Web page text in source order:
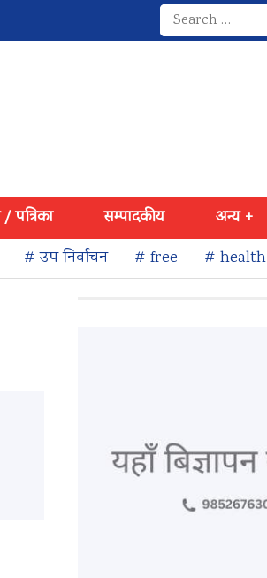
Search
for:
/ पत्रिका सम्पादकीय
अन्य +
# उप निर्वाचन # free # health